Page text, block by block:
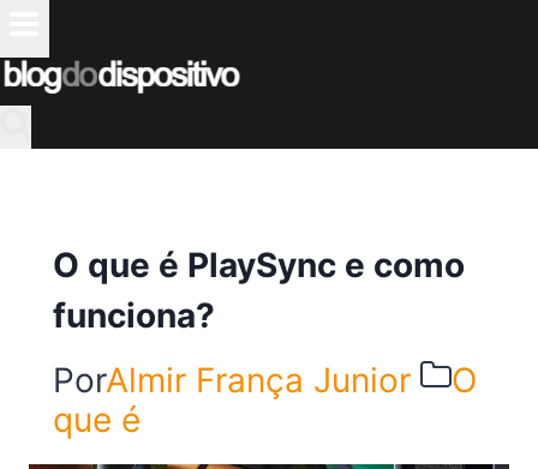
o
O que é PlaySync e como
funciona?
PorAlmir França Junior
O
que é